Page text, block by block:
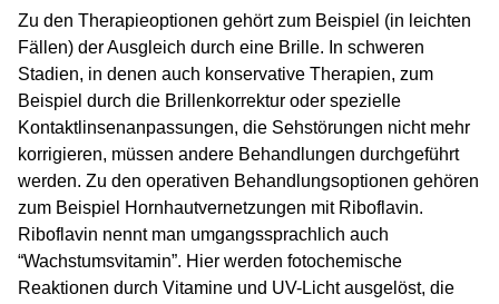
Zu den Therapieoptionen gehört zum Beispiel (in leichten
Fällen) der Ausgleich durch eine Brille. In schweren
Stadien, in denen auch konservative Therapien, zum
Beispiel durch die Brillenkorrektur oder spezielle
Kontaktlinsenanpassungen, die Sehstörungen nicht mehr
korrigieren, müssen andere Behandlungen durchgeführt
werden. Zu den operativen Behandlungsoptionen gehören
zum Beispiel Hornhautvernetzungen mit Riboflavin.
Riboflavin nennt man umgangssprachlich auch
“Wachstumsvitamin”. Hier werden fotochemische
Reaktionen durch Vitamine und UV-Licht ausgelöst, die